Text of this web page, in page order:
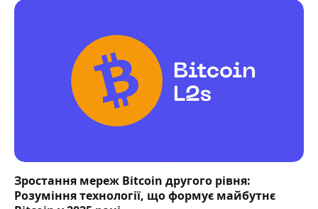
Зростання мереж Bitcoin другого рівня:
Розуміння технології, що формує майбутнє